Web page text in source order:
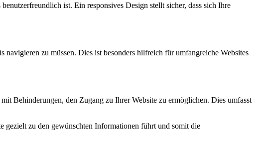
ist. Ein responsives Design stellt sicher, dass sich Ihre
zu müssen. Dies ist besonders hilfreich für umfangreiche Websites
Behinderungen, den Zugang zu Ihrer Website zu ermöglichen. Dies umfasst
gezielt zu den gewünschten Informationen führt und somit die